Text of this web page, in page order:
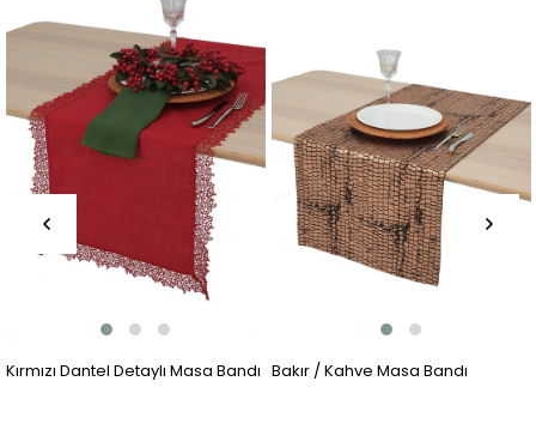
Kırmızı Dantel Detaylı Masa Bandı Bakır / Kahve Masa Bandı